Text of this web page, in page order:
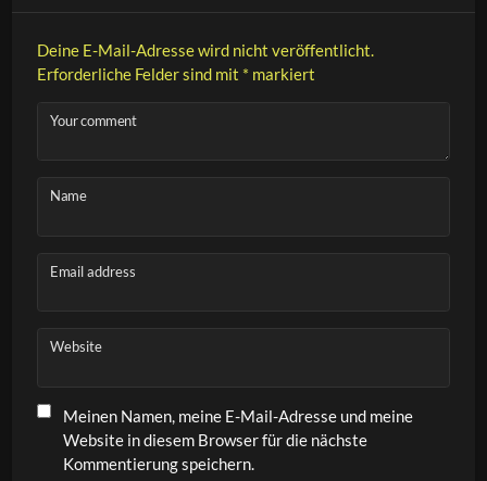
Deine E-Mail-Adresse wird nicht veröffentlicht.
Erforderliche Felder sind mit * markiert
Your comment
Name
Email address
Website
Meinen Namen, meine E-Mail-Adresse und meine
Website in diesem Browser für die nächste
Kommentierung speichern.